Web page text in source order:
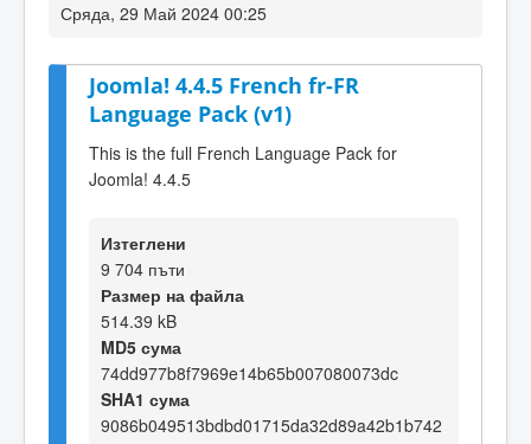
Сряда, 29 Май 2024 00:25
Joomla! 4.4.5 French fr-FR
Language Pack (v1)
This is the full French Language Pack for
Joomla! 4.4.5
Изтеглени
9 704 пъти
Размер на файла
514.39 kB
MD5 сума
74dd977b8f7969e14b65b007080073dc
SHA1 сума
9086b049513bdbd01715da32d89a42b1b742